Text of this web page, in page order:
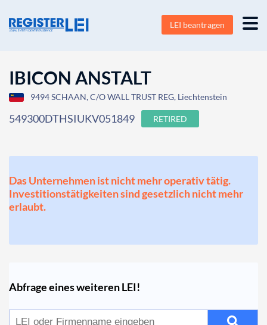
LEI beantragen
IBICON ANSTALT
9494 SCHAAN, C/O WALL TRUST REG, Liechtenstein
549300DTHSIUKV051849 RETIRED
Das Unternehmen ist nicht mehr operativ tätig.
Investitionstätigkeiten sind gesetzlich nicht mehr
erlaubt.
Abfrage eines weiteren LEI!